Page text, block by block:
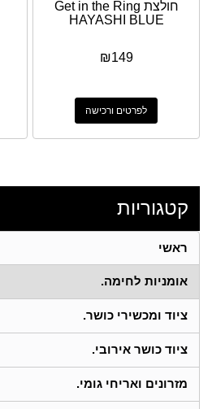
חולצת Get in the Ring
HAYASHI BLUE
₪149
לפרטים ורכישה
קטגוריות
ראשי
אומניות לחימה.
ציוד ומכשירי כושר.
ציוד כושר אירובי.
מזרונים ואריחי גומי.